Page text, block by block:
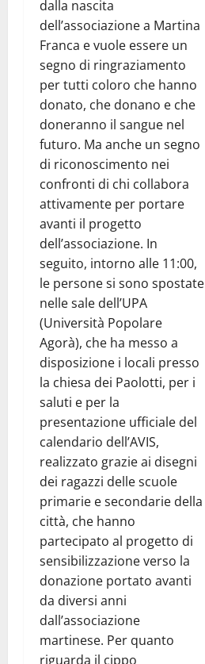
dalla nascita
dell’associazione a Martina
Franca e vuole essere un
segno di ringraziamento
per tutti coloro che hanno
donato, che donano e che
doneranno il sangue nel
futuro. Ma anche un segno
di riconoscimento nei
confronti di chi collabora
attivamente per portare
avanti il progetto
dell’associazione. In
seguito, intorno alle 11:00,
le persone si sono spostate
nelle sale dell’UPA
(Università Popolare
Agorà), che ha messo a
disposizione i locali presso
la chiesa dei Paolotti, per i
saluti e per la
presentazione ufficiale del
calendario dell’AVIS,
realizzato grazie ai disegni
dei ragazzi delle scuole
primarie e secondarie della
città, che hanno
partecipato al progetto di
sensibilizzazione verso la
donazione portato avanti
da diversi anni
dall’associazione
martinese. Per quanto
riguarda il cippo